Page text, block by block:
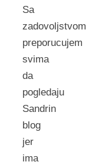
Sa
zadovoljstvom
preporucujem
svima
da
pogledaju
Sandrin
blog
jer
ima